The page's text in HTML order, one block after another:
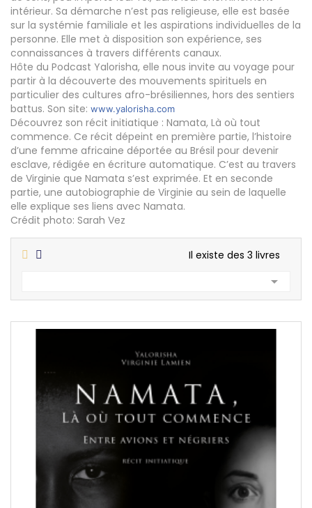
intérieur. Sa démarche n’est pas religieuse, elle est basée
sur la systémie familiale et les aspirations individuelles de la
personne. Elle met à disposition son expérience, ses
connaissances à travers différents canaux.
Hôte du Podcast Yalorisha, elle nous invite au voyage pour
partir à la découverte des mouvements spirituels en
particulier des cultures afro-brésiliennes, hors des sentiers
battus. Son site: www.yalorisha.com
Découvrez son récit initiatique : Namata, Là où tout
commence. Ce récit dépeint en première partie, l’histoire
d’une femme africaine déportée au Brésil pour devenir
esclave, rédigée en écriture automatique. C’est au travers
de Virginie que Namata s’est exprimée. Et en seconde
partie, une autobiographie de Virginie au sein de laquelle
elle explique ses liens avec Namata.
Crédit photo: Sarah Vez
Il existe des 3 livres
